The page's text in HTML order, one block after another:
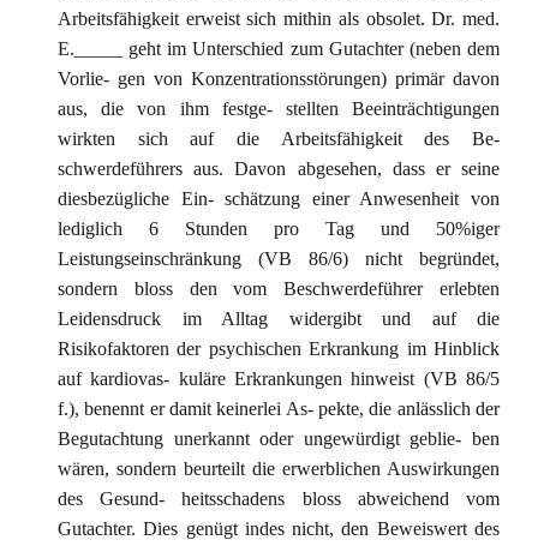
Arbeitsfähigkeit erweist sich mithin als obsolet. Dr. med.
E._____ geht im Unterschied zum Gutachter (neben dem
Vorlie- gen von Konzentrationsstörungen) primär davon
aus, die von ihm festge- stellten Beeinträchtigungen
wirkten sich auf die Arbeitsfähigkeit des Be-
schwerdeführers aus. Davon abgesehen, dass er seine
diesbezügliche Ein- schätzung einer Anwesenheit von
lediglich 6 Stunden pro Tag und 50%iger
Leistungseinschränkung (VB 86/6) nicht begründet,
sondern bloss den vom Beschwerdeführer erlebten
Leidensdruck im Alltag widergibt und auf die
Risikofaktoren der psychischen Erkrankung im Hinblick
auf kardiovas- kuläre Erkrankungen hinweist (VB 86/5
f.), benennt er damit keinerlei As- pekte, die anlässlich der
Begutachtung unerkannt oder ungewürdigt geblie- ben
wären, sondern beurteilt die erwerblichen Auswirkungen
des Gesund- heitsschadens bloss abweichend vom
Gutachter. Dies genügt indes nicht, den Beweiswert des